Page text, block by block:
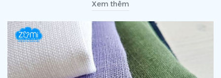
dụng.
Xem thêm